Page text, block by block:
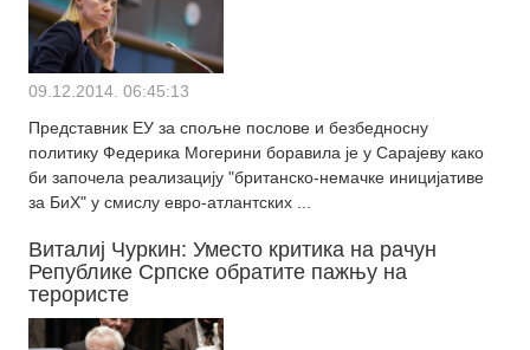
09.12.2014. 06:45:13
Представник ЕУ за спољне послове и безбедносну
политику Федерика Могерини боравила је у Сарајеву како
би започела реализацију "британско-немачке иницијативе
за БиХ" у смислу евро-атлантских ...
Виталиј Чуркин: Уместо критика на рачун
Републике Српске обратите пажњу на
терористе